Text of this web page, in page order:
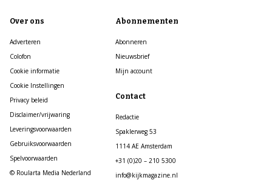
Over ons
Adverteren
Colofon
Cookie informatie
Cookie Instellingen
Privacy beleid
Disclaimer/vrijwaring
Leveringsvoorwaarden
Gebruiksvoorwaarden
Spelvoorwaarden
© Roularta Media Nederland
Abonnementen
Abonneren
Nieuwsbrief
Mijn account
Contact
Redactie
Spaklerweg 53
1114 AE Amsterdam
+31 (0)20 – 210 5300
info@kijkmagazine.nl